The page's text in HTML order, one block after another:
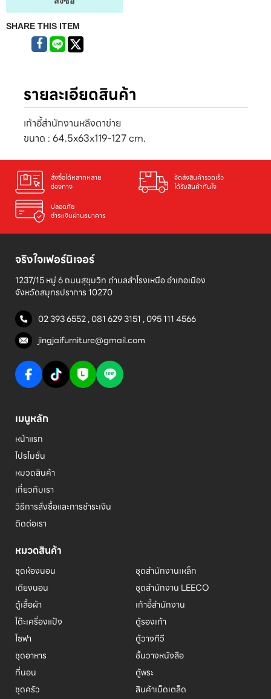
SHARE THIS ITEM
รายละเอียดสินค้า
เก้าอี้สำนักงานหลีงตาข่าย
ขนาด : 64.5x63x119-127 cm.
สั่งซื้อได้หลากหลาย
ช่องทาง
จัดส่งสินค้ารวดเร็ว
ได้รับสินค้าทันใจ
ปลอดภัย
ชำระเงินผ่านธนาคาร
จริงใจเฟอร์นิเจอร์
1237/15 หมู่ 6 ถนนสุขุมวิท ตำบลสำโรงเหนือ อำเภอเมือง
จังหวัดสมุทรปราการ 10270
02 393 6552,081 629 3151 ,095 111 4566
jingjaifurniture@gmail.com
เมนูหลัก
หน้าแรก
โปรโมชั่น
หมวดสินค้า
เกี่ยวกับเรา
วิธีการสั่งซื้อและการชำระเงิน
ติดต่อเรา
หมวดสินค้า
ชุดห้องนอน
เตียงนอน
ตู้เสื้อผ้า
โต๊ะเครื่องแป้ง
โซฟา
ชุดอาหาร
ที่นอน
ชุดครัว
ชุดสำนักงานเหล็ก
ชุดสำนักงาน LEECO
เก้าอี้สำนักงาน
ตู้รองเท้า
ตู้วางทีวี
ชั้นวางหนังสือ
ตู้พระ
สินค้าเบ็ดเตล็ด